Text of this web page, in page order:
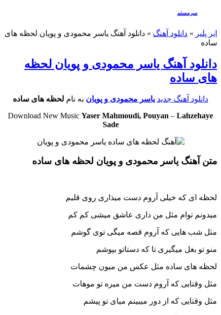
سرمستم
ایر پلیر » دانلود آهنگ » دانلود آهنگ یاسر محمودی و پویان لحظه های
ساده
دانلود آهنگ یاسر محمودی و پویان لحظه
های ساده
دانلود آهنگ جدید یاسر محمودی و پویان به نام لحظه های ساده
Download New Music Yaser Mahmoudi, Pouyan – Lahzehaye
Sade
متن آهنگ یاسر محمودی و پویان لحظه های ساده
لحظه ای که خیلی آروم دست میذاری روی قلبم
میدونم توام مثل من داری عاشق میشی کم کم
مثل شب هایی که آروم قصه میگی توی گوشم
منو تو بغل میگیری تا که دستاتو بپوشم
لحظه های ساده مثل عکس من میون چشمات
مثل وقتایی که آروم دست من میره تو موهات
مثل وقتایی که از دور میبینم میای تو پیشم